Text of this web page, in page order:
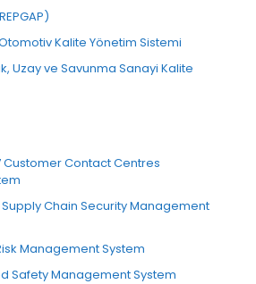
Otomotiv Kalite Yönetim Sistemi
Uzay ve Savunma Sanayi Kalite
Customer Contact Centres
Supply Chain Security Management
Management System
Safety Management System